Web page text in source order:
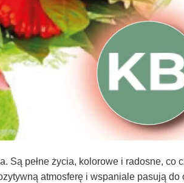
Są pełne życia, kolorowe i radosne, co
atmosferę i wspaniale pasują do